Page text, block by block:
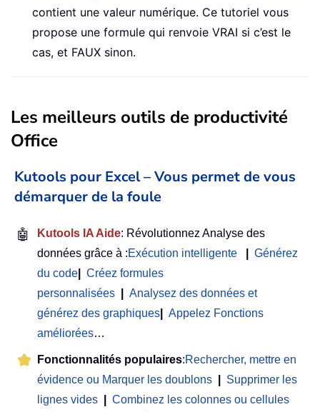
contient une valeur numérique. Ce tutoriel vous
propose une formule qui renvoie VRAI si c’est le
cas, et FAUX sinon.
Les meilleurs outils de productivité
Office
Kutools pour Excel – Vous permet de vous
démarquer de la foule
🤖 Kutools IA Aide: Révolutionnez Analyse des
données grâce à :Exécution intelligente
Générez
du code
Créez formules
personnalisées
Analysez des données et
générez des graphiques
Appelez Fonctions
améliorées…
Fonctionnalités populaires:Rechercher, mettre en
évidence ou Marquer les doublons
Supprimer les
lignes vides
Combinez les colonnes ou cellules